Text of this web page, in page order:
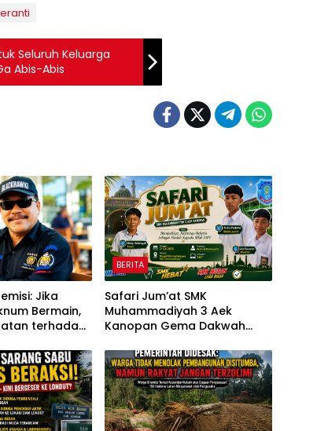
Seluruh Keluarga
Abis-Abis
Jika
Bermain,
terhadap
BERITA
Safari Jum’at SMK
Muhammadiyah 3 Aek
Kanopan Gema Dakwah